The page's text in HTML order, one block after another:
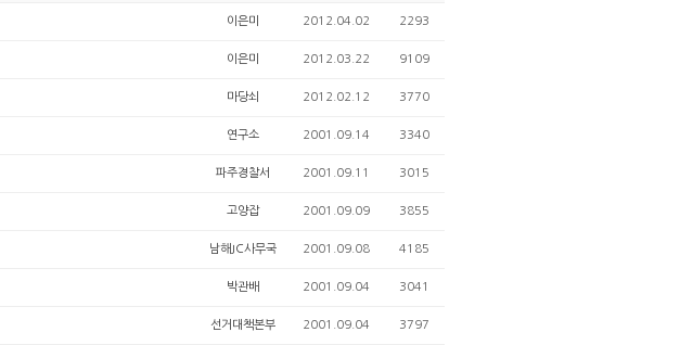
이은미 2012.04.02 2293
이은미 2012.03.22 9109
마당쇠 2012.02.12 3770
연구소 2001.09.14 3340
파주경찰서 2001.09.11 3015
고양잡 2001.09.09 3855
남해JC사무국 2001.09.08 4185
박관배 2001.09.04 3041
선거대책본부 2001.09.04 3797